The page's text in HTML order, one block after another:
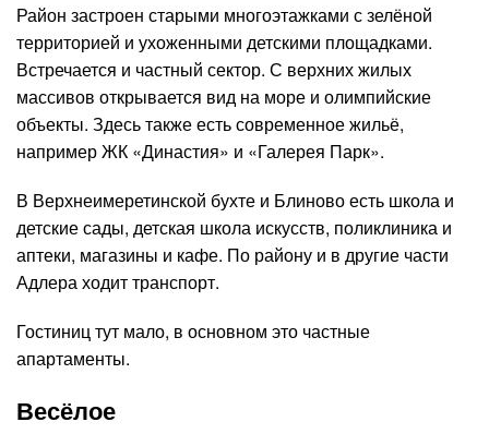
Район застроен старыми многоэтажками с зелёной
территорией и ухоженными детскими площадками.
Встречается и частный сектор. С верхних жилых
массивов открывается вид на море и олимпийские
объекты. Здесь также есть современное жильё,
например ЖК «Династия» и «Галерея Парк».
В Верхнеимеретинской бухте и Блиново есть школа и
детские сады, детская школа искусств, поликлиника и
аптеки, магазины и кафе. По району и в другие части
Адлера ходит транспорт.
Гостиниц тут мало, в основном это частные
апартаменты.
Весёлое